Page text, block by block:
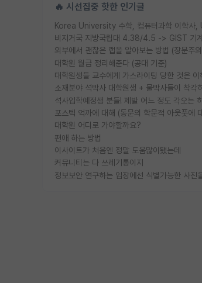
🔥 시선집중 핫한 인기글
외부에서 괜찮은 랩을 알아보는 방법 (장문주
대학원 월급 정리해준다 (공대 기준)
소재분야 석박사 대학원생 + 물박사들이 착각
대학원 어디로 가야할까요?
편애 하는 방법
이사이트가 처음엔 정말 도움많이됐는데
커뮤니티는 다 쓰레기통이지